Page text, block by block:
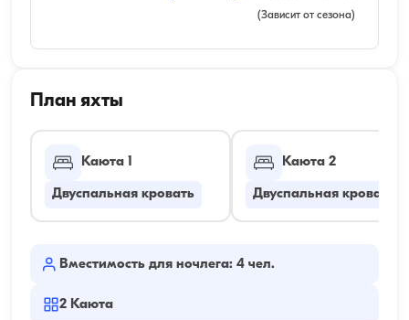
(Зависит от сезона)
План яхты
Каюта 1
Двуспальная кровать
Каюта 2
Двуспальная кровать
Вместимость для ночлега: 4 чел.
2 Каюта